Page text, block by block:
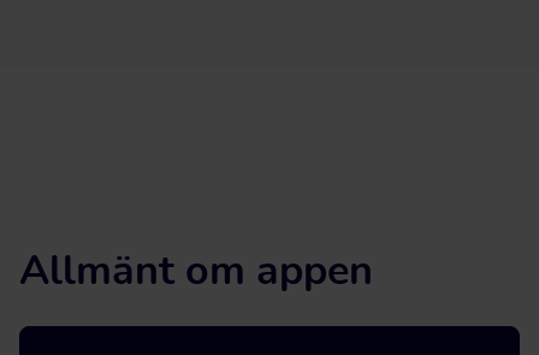
Allmänt om appen